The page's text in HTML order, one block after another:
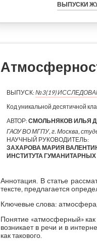
ВЫПУСКИ
ВЫПУСК:№3(19)
Код уникальной десятичной
АВТОР:СМОЛЬНЯКОВ ИЛЬЯ
ГАОУ ВО МГПУ, г. Москва,
НАУЧНЫЙ РУКОВОДИТЕЛЬ:
ЗАХАРОВА МАРИЯ
ИНСТИТУТА
Аннотация. В статье
тексте, предлагается
Ключевые слова:
Понятие «атмосферный»
возникает в речи и в
как такового.